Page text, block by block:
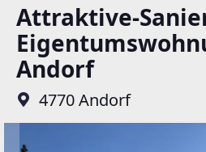
Attraktive-
Andorf
4770 Andorf